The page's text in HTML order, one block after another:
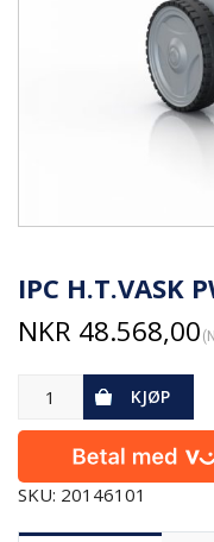
IPC H.T.VASK
NKR 48.568,00 (
KJØP
SKU: 20146101